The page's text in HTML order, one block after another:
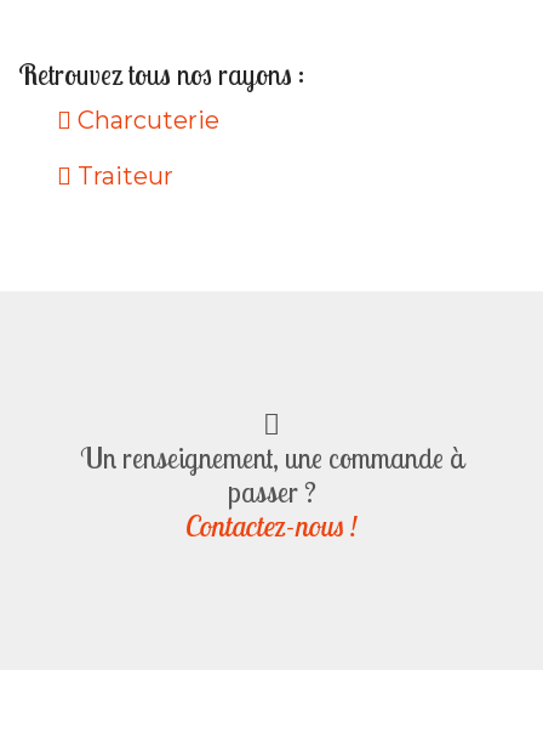
Retrouvez tous nos rayons :
Charcuterie
Traiteur
Un renseignement, une commande à
passer ?
Contactez-nous !